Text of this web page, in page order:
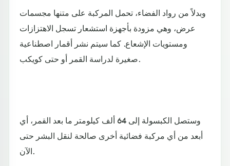
وبدلاً من رواد الفضاء، تحمل المركبة على متنها مجسمات
عرض، وهي مزودة بأجهزة استشعار تسجل الاهتزازات
ومستويات الإشعاع. كما سيتم نشر أقمار اصطناعية
صغيرة لدراسة القمر أو حتى كويكب.
وستصل الكبسولة إلى 64 ألف كيلومتر ما بعد القمر، أي
أبعد من أي مركبة فضائية أخرى صالحة لنقل البشر حتى
الآن.